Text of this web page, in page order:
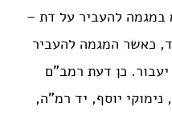
במגמה להעביר על דת –
כאשר המגמה להעביר
כן דעת רמב”ם
יוסף, יד רמ”ה,